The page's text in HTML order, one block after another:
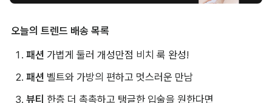
오늘의 트렌드 배송 목록
패션 가볍게 둘러 개성만점 비치 룩 완성!
패션 벨트와 가방의 편하고 멋스러운 만남
뷰티 한층 더 촉촉하고 탱글한 입술을 원한다면